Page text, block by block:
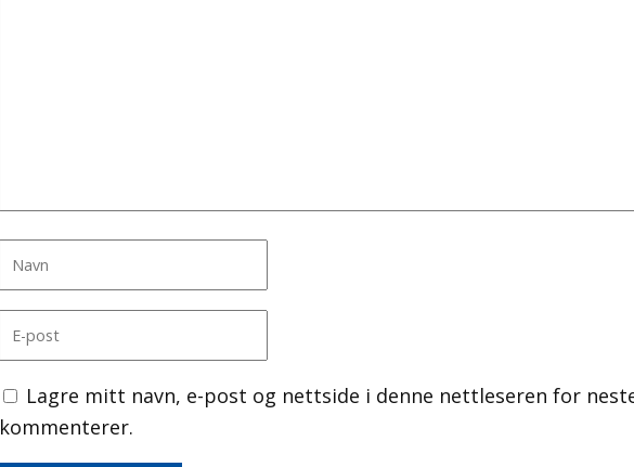
Lagre mitt navn, e-post og nettside i denne nettleseren for
kommenterer.